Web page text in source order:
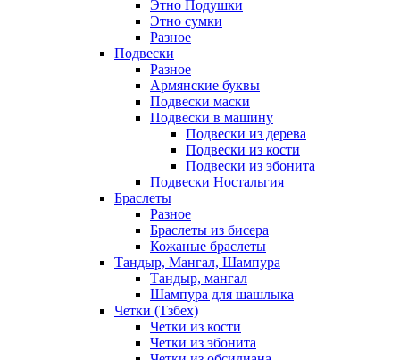
Этно Подушки
Этно сумки
Разное
Подвески
Разное
Армянские буквы
Подвески маски
Подвески в машину
Подвески из дерева
Подвески из кости
Подвески из эбонита
Подвески Ностальгия
Браслеты
Разное
Браслеты из бисера
Кожаные браслеты
Тандыр, Мангал, Шампура
Тандыр, мангал
Шампура для шашлыка
Четки (Тзбех)
Четки из кости
Четки из эбонита